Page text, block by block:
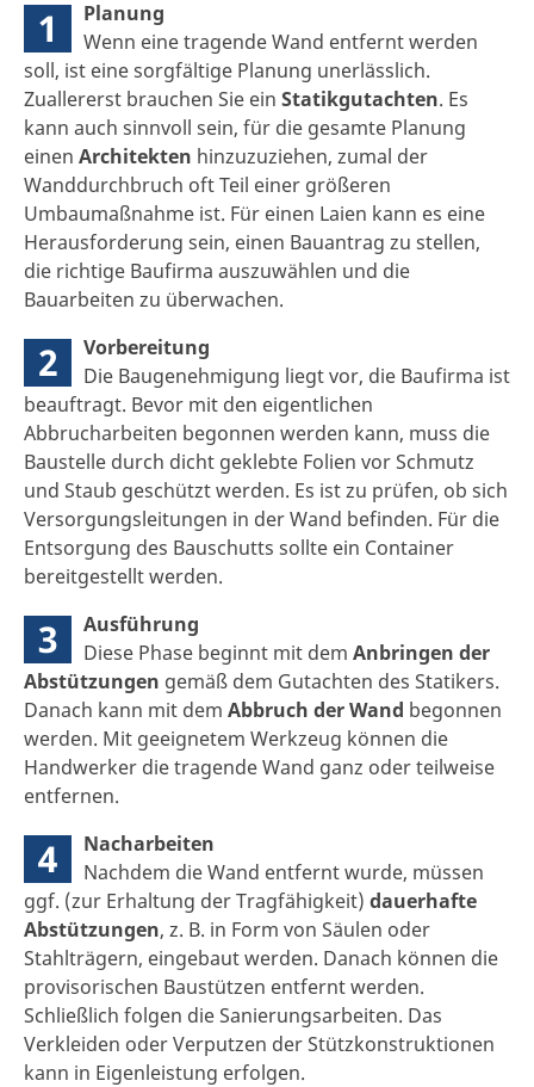
1
Planung
Wenn eine tragende Wand entfernt werden
soll, ist eine sorgfältige Planung unerlässlich.
Zuallererst brauchen Sie ein Statikgutachten. Es
kann auch sinnvoll sein, für die gesamte Planung
einen Architekten hinzuzuziehen, zumal der
Wanddurchbruch oft Teil einer größeren
Umbaumaßnahme ist. Für einen Laien kann es eine
Herausforderung sein, einen Bauantrag zu stellen,
die richtige Baufirma auszuwählen und die
Bauarbeiten zu überwachen.
2
Vorbereitung
Die Baugenehmigung liegt vor, die Baufirma ist
beauftragt. Bevor mit den eigentlichen
Abbrucharbeiten begonnen werden kann, muss die
Baustelle durch dicht geklebte Folien vor Schmutz
und Staub geschützt werden. Es ist zu prüfen, ob sich
Versorgungsleitungen in der Wand befinden. Für die
Entsorgung des Bauschutts sollte ein Container
bereitgestellt werden.
3
Ausführung
Diese Phase beginnt mit dem Anbringen der
Abstützungen gemäß dem Gutachten des Statikers.
Danach kann mit dem Abbruch der Wand begonnen
werden. Mit geeignetem Werkzeug können die
Handwerker die tragende Wand ganz oder teilweise
entfernen.
4
Nacharbeiten
Nachdem die Wand entfernt wurde, müssen
ggf. (zur Erhaltung der Tragfähigkeit) dauerhafte
Abstützungen, z. B. in Form von Säulen oder
Stahlträgern, eingebaut werden. Danach können die
provisorischen Baustützen entfernt werden.
Schließlich folgen die Sanierungsarbeiten. Das
Verkleiden oder Verputzen der Stützkonstruktionen
kann in Eigenleistung erfolgen.